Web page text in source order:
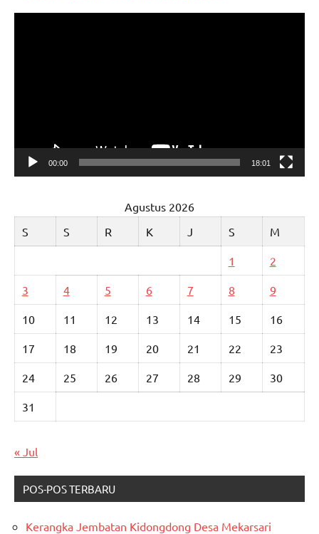
00:00 18:01
Agustus 2026
S
S R K J S M
1 2
3 4 5 6 7 8 9
10 11 12 13 14 15 16
17 18 19 20 21 22 23
24 25 26 27 28 29 30
31
« Jul
POS-POS TERBARU
Kerangka Jembatan Kidongdong Desa Mekarsari